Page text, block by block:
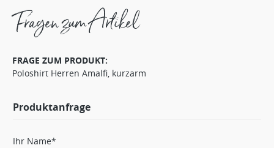
Fragen zum Artikel
FRAGE ZUM PRODUKT:
Poloshirt Herren Amalfi, kurzarm
Produktanfrage
Ihr Name*